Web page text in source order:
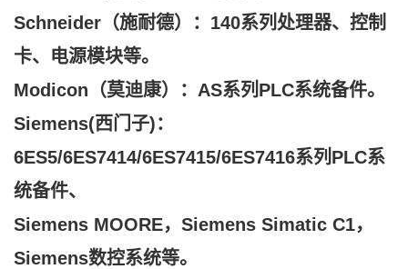
Schneider（施耐德）：140系列处理器、控制
卡、电源模块等。
Modicon（莫迪康）：AS系列PLC系统备件。
Siemens(西门子)：
6ES5/6ES7414/6ES7415/6ES7416系列PLC系
统备件、
Siemens MOORE，Siemens Simatic C1，
Siemens数控系统等。